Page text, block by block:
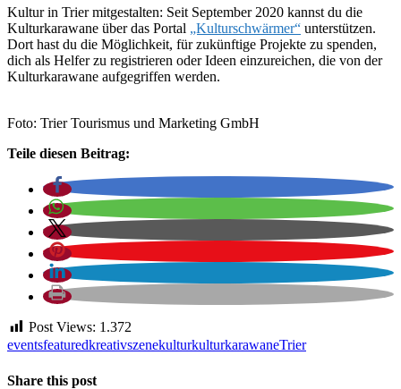
Kultur in Trier mitgestalten: Seit September 2020 kannst du die
Kulturkarawane über das Portal „Kulturschwärmer“ unterstützen.
Dort hast du die Möglichkeit, für zukünftige Projekte zu spenden,
dich als Helfer zu registrieren oder Ideen einzureichen, die von der
Kulturkarawane aufgegriffen werden.
Foto: Trier Tourismus und Marketing GmbH
Teile diesen Beitrag:
Post Views: 1.372
eventsfeaturedkreativszenekulturkulturkarawaneTrier
Share this post